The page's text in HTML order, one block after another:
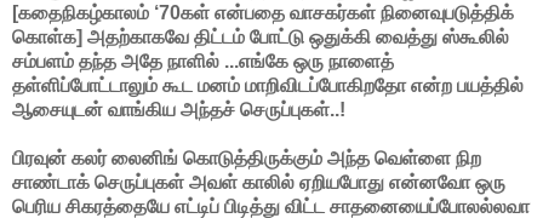
[கதைநிகழ்காலம் ‘70கள் என்பதை வாசகர்கள் நினைவுபடுத்திக்
கொள்க] அதற்காகவே திட்டம் போட்டு ஒதுக்கி வைத்து ஸ்கூலில்
சம்பளம் தந்த அதே நாளில் ...எங்கே ஒரு நாளைத்
தள்ளிப்போட்டாலும் கூட மனம் மாறிவிடப்போகிறதோ என்ற பயத்தில்
ஆசையுடன் வாங்கிய அந்தச் செருப்புகள்..!
பிரவுன் கலர் லைனிங் கொடுத்திருக்கும் அந்த வெள்ளை நிற
சாண்டாக் செருப்புகள் அவள் காலில் ஏறியபோது என்னவோ ஒரு
பெரிய சிகரத்தையே எட்டிப் பிடித்து விட்ட சாதனையைப்போலல்லவா